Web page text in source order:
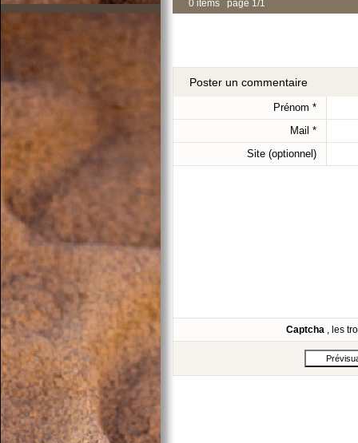
0 items page 1/1
Poster un commentaire
Prénom *
Mail *
Site (optionnel)
Captcha , les